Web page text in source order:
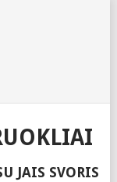
JAIS SVORIS